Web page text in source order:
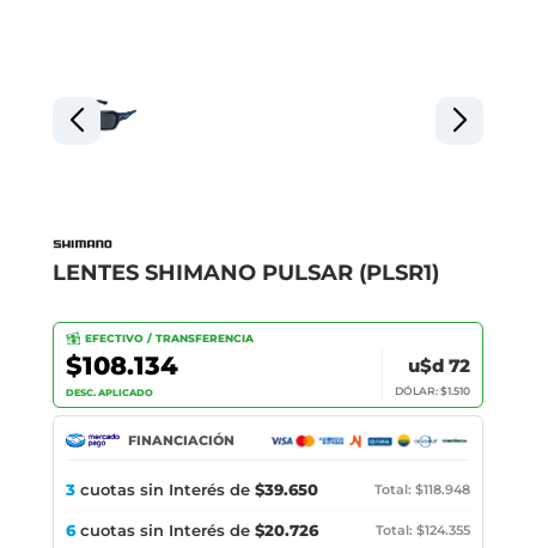
LENTES SHIMANO PULSAR (PLSR1)
EFECTIVO / TRANSFERENCIA
$108.134
DESC. APLICADO
u$d 72
DÓLAR: $1.510
FINANCIACIÓN
3 cuotas sin Interés de $39.650 Total: $118.948
6cuotas sin Interés de $20.726 Total: $124.355